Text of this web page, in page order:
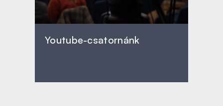
Youtube-csatornánk